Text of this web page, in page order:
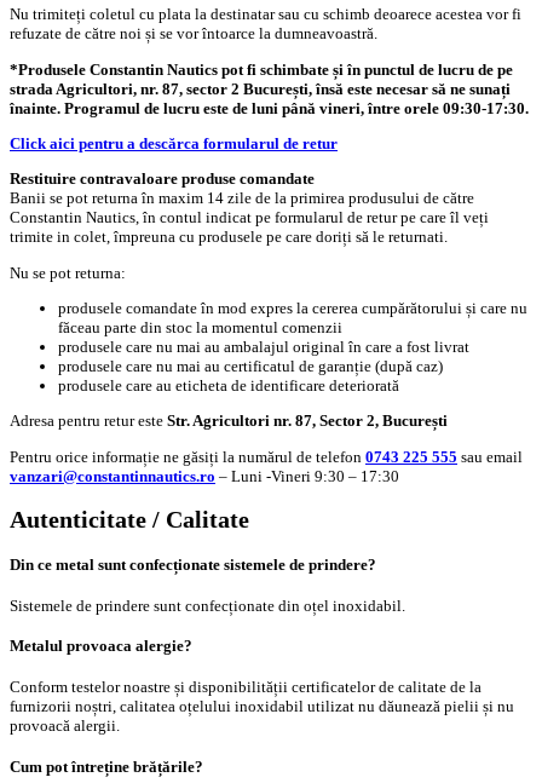
Nu trimiteți coletul cu plata la destinatar sau cu schimb deoarece acestea vor fi
refuzate de către noi și se vor întoarce la dumneavoastră.
*Produsele Constantin Nautics pot fi schimbate și în punctul de lucru de pe
strada Agricultori, nr. 87, sector 2 București, însă este necesar să ne sunați
înainte. Programul de lucru este de luni până vineri, între orele 09:30-17:30.
Click aici pentru a descărca formularul de retur
Restituire contravaloare produse comandate
Banii se pot returna în maxim 14 zile de la primirea produsului de către
Constantin Nautics, în contul indicat pe formularul de retur pe care îl veți
trimite in colet, împreuna cu produsele pe care doriți să le returnati.
Nu se pot returna:
produsele comandate în mod expres la cererea cumpărătorului și care nu
făceau parte din stoc la momentul comenzii
produsele care nu mai au ambalajul original în care a fost livrat
produsele care nu mai au certificatul de garanție (după caz)
produsele care au eticheta de identificare deteriorată
Adresa pentru retur este Str. Agricultori nr. 87, Sector 2, București
Pentru orice informație ne găsiți la numărul de telefon 0743 225 555 sau email
vanzari@constantinnautics.ro – Luni -Vineri 9:30 – 17:30
Autenticitate / Calitate
Din ce metal sunt confecționate sistemele de prindere?
Sistemele de prindere sunt confecționate din oțel inoxidabil.
Metalul provoaca alergie?
Conform testelor noastre și disponibilității certificatelor de calitate de la
furnizorii noștri, calitatea oțelului inoxidabil utilizat nu dăunează pielii și nu
provoacă alergii.
Cum pot întreține brățările?